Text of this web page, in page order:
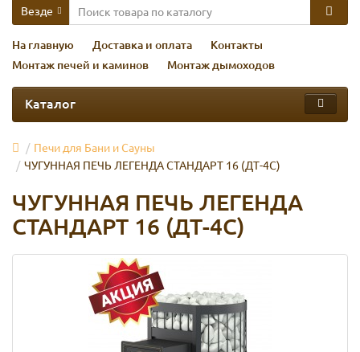
Везде
На главную Доставка и оплата
Контакты
Монтаж печей и каминов
Монтаж дымоходов
Каталог
Печи для Бани и Сауны
ЧУГУННАЯ ПЕЧЬ ЛЕГЕНДА СТАНДАРТ 16 (ДТ-4С)
ЧУГУННАЯ ПЕЧЬ ЛЕГЕНДА
СТАНДАРТ 16 (ДТ-4С)